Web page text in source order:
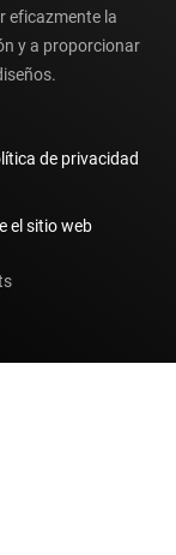
eficazmente la
y a proporcionar
de privacidad
el sitio web